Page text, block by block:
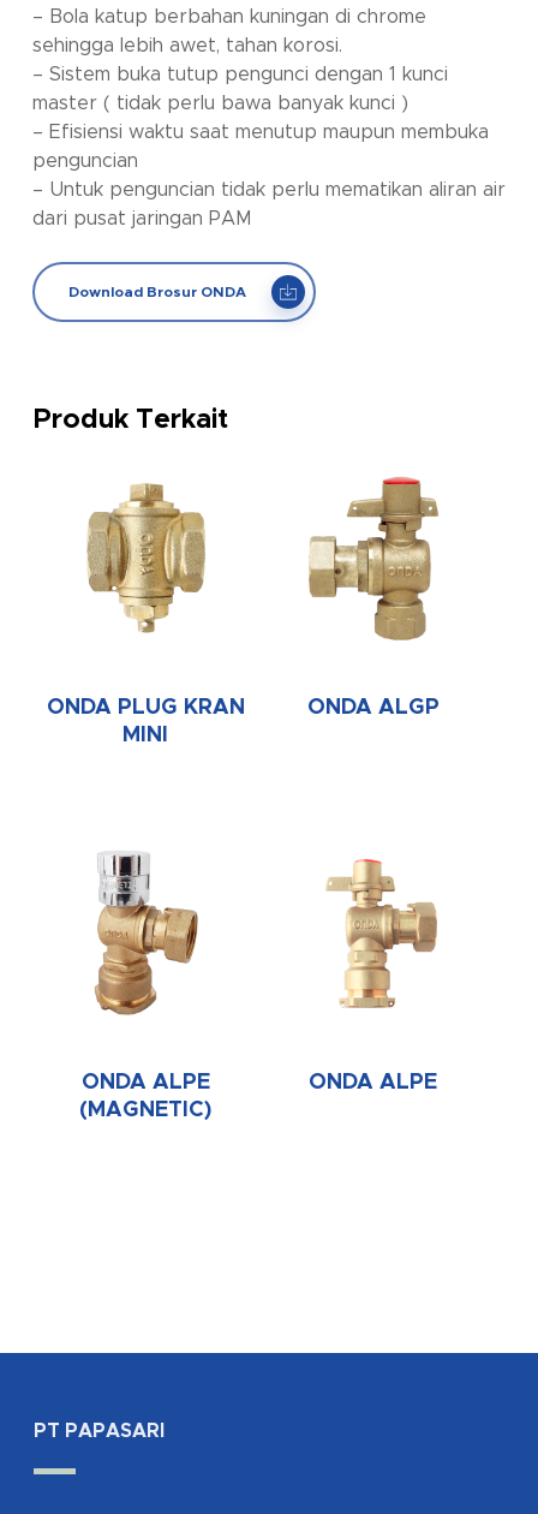
– Bola katup berbahan kuningan di chrome
sehingga lebih awet, tahan korosi.
– Sistem buka tutup pengunci dengan 1 kunci
master ( tidak perlu bawa banyak kunci )
– Efisiensi waktu saat menutup maupun membuka
penguncian
– Untuk penguncian tidak perlu mematikan aliran air
dari pusat jaringan PAM
Download Brosur ONDA
Produk Terkait
ONDA PLUG KRAN
MINI
ONDA ALGP
ONDA ALPE
(MAGNETIC)
ONDA ALPE
PT PAPASARI